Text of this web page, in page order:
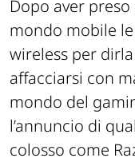
Dopo aver preso
mondo mobile
wireless per
affacciarsi con
mondo del
l’annuncio di
colosso come